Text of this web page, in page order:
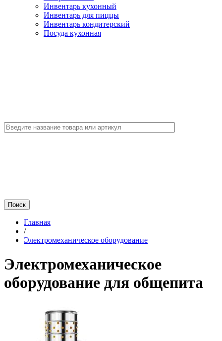
Инвентарь кухонный
Инвентарь для пиццы
Инвентарь кондитерский
Посуда кухонная
Главная
/
Электромеханическое оборудование
Электромеханическое
оборудование для общепита